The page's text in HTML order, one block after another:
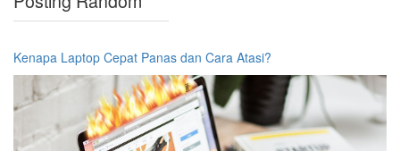
Kenapa Laptop Cepat Panas dan Cara Atasi?